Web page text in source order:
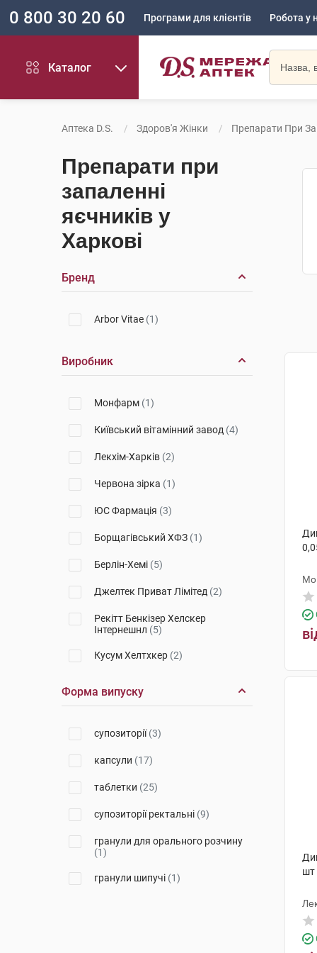
0 800 30 20 60 Програми для клієнтів Робота у
Каталог
Аптека D.S. Здоров'я Жінки Препарати При
Препарати при
запаленні
яєчників у
Харкові
Бренд
Arbor Vitae (1)
Виробник
Монфарм (1)
Київський вітамінний завод (4)
Лекхім-Харків (2)
Червона зірка (1)
ЮС Фармація (3)
Борщагівський ХФЗ (1)
Берлін-Хемі (5)
Джелтек Приват Лімітед (2)
Рекітт Бенкізер Хелскер
Інтернешнл (5)
Кусум Хелтхкер (2)
Лек Фармацевтична компанія
(1)
Фармасьютікал Продактс С.А.
(1)
Форма випуску
супозиторії(3)
капсули (17)
таблетки (25)
супозиторії ректальні (9)
гранули для орального розчину
(1)
гранули шипучі (1)
шт